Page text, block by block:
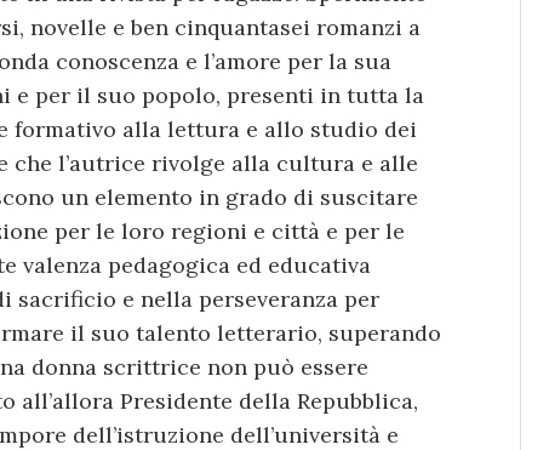
novelle e ben cinquantasei romanzi a
conoscenza e l’amore per la sua
e per il suo popolo, presenti in tutta la
formativo alla lettura e allo studio dei
che l’autrice rivolge alla cultura e alle
un elemento in grado di suscitare
per le loro regioni e città e per le
pedagogica ed educativa
sacrificio e nella perseveranza per
il suo talento letterario, superando
donna scrittrice non può essere
all’allora Presidente della Repubblica,
dell’istruzione dell’università e